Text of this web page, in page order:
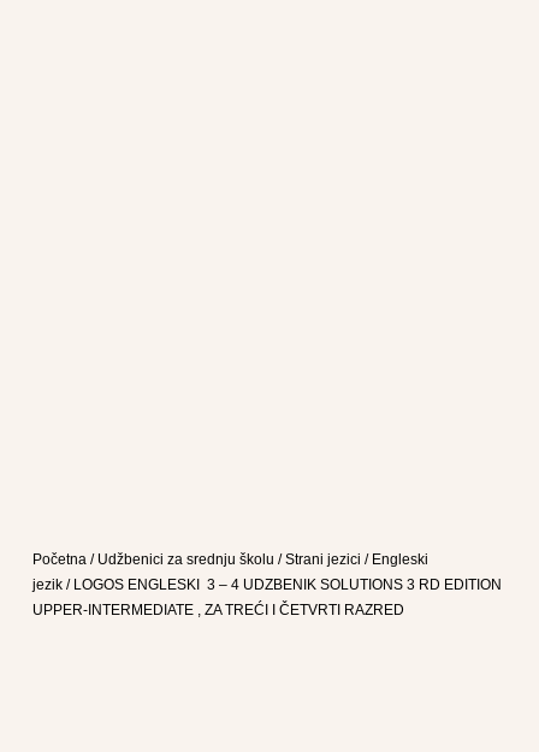
Početna / Udžbenici za srednju školu /Strani jezici / Engleski
jezik/ LOGOS ENGLESKI 3 – 4 UDZBENIK SOLUTIONS 3 RD EDITION
UPPER-INTERMEDIATE , ZA TREĆI I ČETVRTI RAZRED